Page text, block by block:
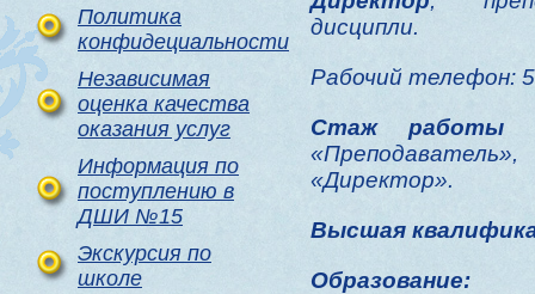
Политика
конфидециальности
Независимая
оценка качества
оказания услуг
Информация по
поступлению в
ДШИ №15
Экскурсия по
школе
дисципли.
Рабочий телефон:
Стаж работы
«Директор».
Высшая
Образование: